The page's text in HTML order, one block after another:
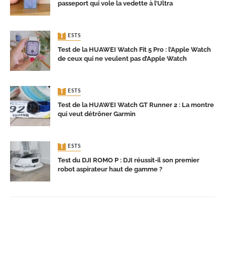
passeport qui vole la vedette à l’Ultra
TESTS
Test de la HUAWEI Watch Fit 5 Pro : l’Apple Watch
de ceux qui ne veulent pas d’Apple Watch
TESTS
Test de la HUAWEI Watch GT Runner 2 : La montre
qui veut détrôner Garmin
TESTS
Test du DJI ROMO P : DJI réussit-il son premier
robot aspirateur haut de gamme ?